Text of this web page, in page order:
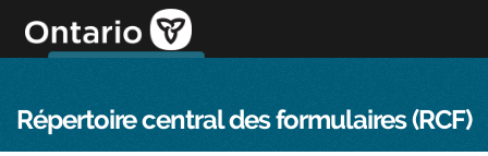
directement
au
Répertoire central des formulaires (RCF)